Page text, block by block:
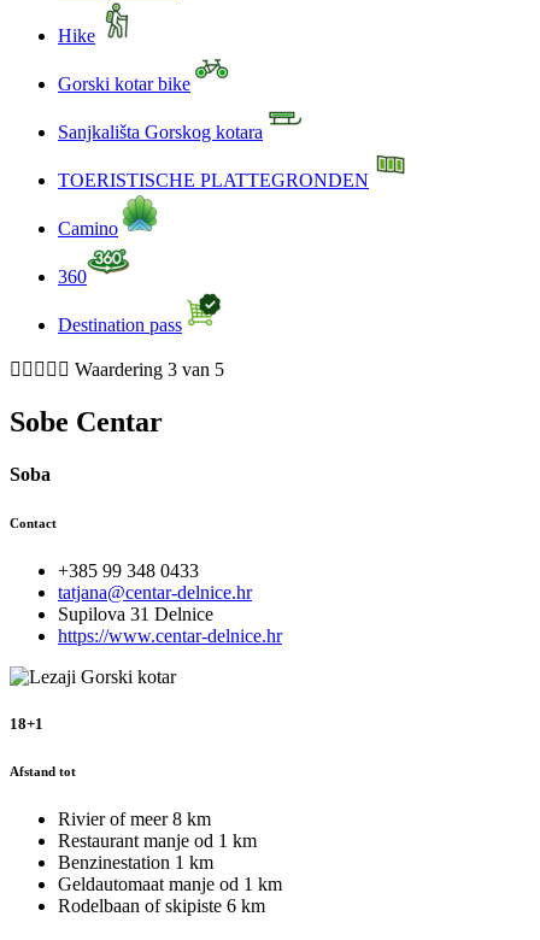
Hike
Gorski kotar bike
Sanjkališta Gorskog kotara
TOERISTISCHE PLATTEGRONDEN
Camino
360
Destination pass
     Waardering 3 van 5
Sobe Centar
Soba
Contact
+385 99 348 0433
tatjana@centar-delnice.hr
Supilova 31 Delnice
https://www.centar-delnice.hr
18+1
Afstand tot
Rivier of meer8 km
Restaurantmanje od 1 km
Benzinestation 1 km
Geldautomaatmanje od 1 km
Rodelbaan of skipiste 6 km